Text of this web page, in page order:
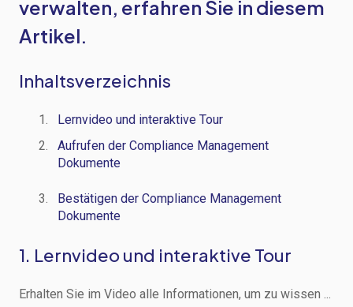
verwalten, erfahren Sie in diesem
Artikel.
Inhaltsverzeichnis
Lernvideo und interaktive Tour
Aufrufen der Compliance Management
Dokumente
Bestätigen der Compliance Management
Dokumente
1. Lernvideo und interaktive Tour
Erhalten Sie im Video alle Informationen, um zu wissen ...